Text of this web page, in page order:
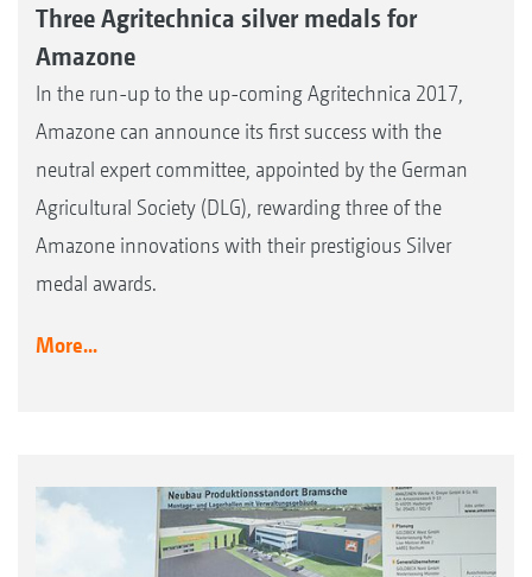
Three Agritechnica silver medals for
Amazone
In the run-up to the up-coming Agritechnica 2017,
Amazone can announce its first success with the
neutral expert committee, appointed by the German
Agricultural Society (DLG), rewarding three of the
Amazone innovations with their prestigious Silver
medal awards.
More...